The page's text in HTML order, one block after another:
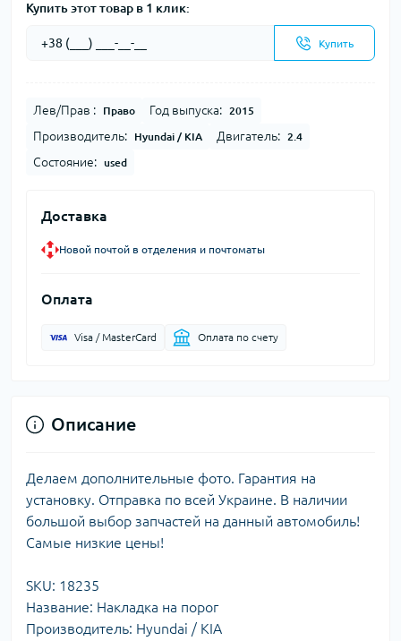
Купить этот товар в 1 клик:
Купить
Лев/Прав : Право Год выпуска: 2015
Производитель: Hyundai / KIA Двигатель: 2.4
Состояние: used
Доставка
Новой почтой в отделения и почтоматы
Оплата
Visa / MasterCard Оплата по счету
Описание
Делаем дополнительные фото. Гарантия на
установку. Отправка по всей Украине. В наличии
большой выбор запчастей на данный автомобиль!
Самые низкие цены!
SKU: 18235
Название: Накладка на порог
Производитель: Hyundai / KIA